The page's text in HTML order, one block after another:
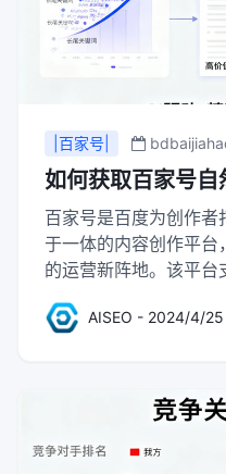
|百家号|
如何获取百家号自
百家号是百度为创作
于一体的内容创作平
的运营新阵地。该平
将在百度APP、好看
AISEO - 2024/4/